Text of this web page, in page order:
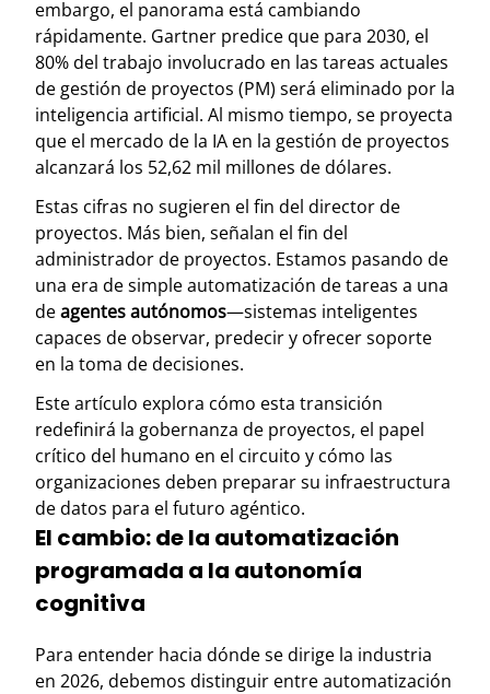
embargo, el panorama está cambiando
rápidamente. Gartner predice que para 2030, el
80% del trabajo involucrado en las tareas actuales
de gestión de proyectos (PM) será eliminado por la
inteligencia artificial. Al mismo tiempo, se proyecta
que el mercado de la IA en la gestión de proyectos
alcanzará los 52,62 mil millones de dólares.
Estas cifras no sugieren el fin del director de
proyectos. Más bien, señalan el fin del
administrador de proyectos. Estamos pasando de
una era de simple automatización de tareas a una
deagentes autónomos—sistemas inteligentes
capaces de observar, predecir y ofrecer soporte
en la toma de decisiones.
Este artículo explora cómo esta transición
redefinirá la gobernanza de proyectos, el papel
crítico del humano en el circuito y cómo las
organizaciones deben preparar su infraestructura
de datos para el futuro agéntico.
El cambio: de la automatización
programada a la autonomía
cognitiva
Para entender hacia dónde se dirige la industria
en 2026, debemos distinguir entre automatización